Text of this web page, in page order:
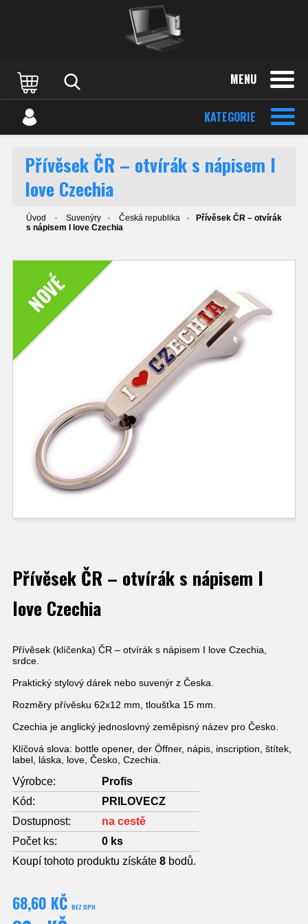
MENU
KATEGORIE
Přívěsek ČR – otvírák s nápisem I
love Czechia
Úvod Suvenýry Česká republika
Přívěsek ČR – otvírák
s nápisem I love Czechia
NOVÉ
Přívěsek ČR – otvírák s nápisem I
love Czechia
Přívěsek (klíčenka) ČR – otvírák s nápisem I love Czechia,
srdce.
Praktický stylový dárek nebo suvenýr z Česka.
Rozměry přívěsku 62x12 mm, tloušťka 15 mm.
Czechia je anglický jednoslovný zeměpisný název pro Česko.
Klíčová slova: bottle opener, der Öffner, nápis, inscription, štítek,
label, láska, love, Česko, Czechia.
Výrobce:
Profis
Kód:
PRILOVECZ
Dostupnost:
na cestě
Počet ks:
0 ks
Koupí tohoto produktu získáte 8 bodů.
68,60 KČ BEZ DPH